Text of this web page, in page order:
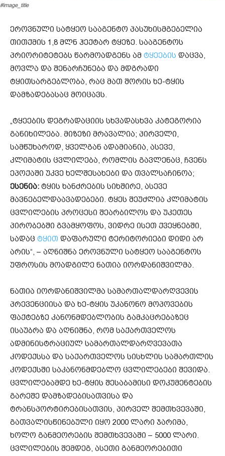
#image_title
ეროვნული სატყეო სააგენტო პასუხისმგებელია
თითქმის 1,8 მლნ ჰექტარ ტყეზე. სააგენტოს
პრიორიტეტებს წარმოადგენს ამ ტყეების დაცვა,
მოვლა და შენარჩუნება და მდგრადი
ტყითსარგებლობა, რაც მათ შორის ხე-ტყის
დამზადებასაც მოიცავს.
„ტყეების დეგრადაციის სხვადასხვა კატეგორია
განიხილება. მიზეზი მრავალია; პირველი,
სამწუხაროდ, ყველგან ადამიანია, ასევე,
კლიმატის ცვლილება, რომლის გავლენაც, ჩვენს
ეპოქაში უკვე ხელშესახები და თვალსაჩინოა;
ესენია: ტყის ხანძრების სიხშირე, ასევე
მავნებელდაავადებები. ტყეს შეუძლია კლიმატის
ცვლილების პროცესი შეარბილოს და უკეთეს
პირობებში გვამყოფოს, ვიდრე ისეთ ქვეყნებში,
სადაც ტყით დაფარული ტერიტორიები დიდი არ
არის“, – აღნიშნა ეროვნული სატყეო სააგენტოს
უფროსის მოადგილე ნათია იორდანიშვილმა.
ნათია იორდანიშვილმა სამართალდარღვევის
პრევენციისა და ხე-ტყის უკანონო მოპოვების
ფაქტებზე კანონმდებლობის გამკაცრებაზეც
ისაუბრა და აღნიშნა, რომ საქართველოს
ადმინისტრაციულ სამართალდარღვევათა
კოდექსსა და საქართველოს სისხლის სამართლის
კოდექსში საკანონმდებლო ცვლილებები შევიდა.
ცვლილებამდე ხე-ტყის შესაბამისი დოკუმენტების
გარეშე დამზადებისათვისა და
ტრანსპორტირებისათვის, პირველ შემთხვევაში,
გათვალისწინებული იყო 2000 ლარი ჯარიმა,
ხოლო განმეორების შემთხვევაში – 5000 ლარი.
ცვლილების შემდეგ, ასეთი განმეორებითი